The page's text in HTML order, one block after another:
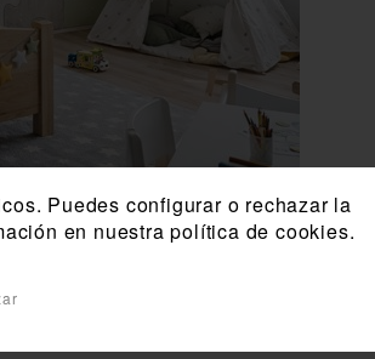
de adhesivo de montaje y
Puedes configurar o rechazar la
en nuestra política de cookies.